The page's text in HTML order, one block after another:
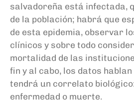
salvadoreña está infectada,
de la población; habrá que
de esta epidemia, observar
clínicos y sobre todo
mortalidad de las
fin y al cabo, los datos
tendrá un correlato
enfermedad o muerte.